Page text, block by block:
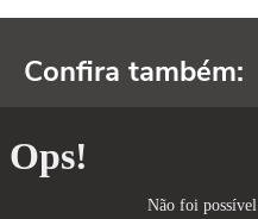
Confira também: